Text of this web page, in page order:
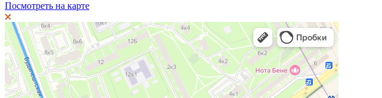
Посмотреть на карте